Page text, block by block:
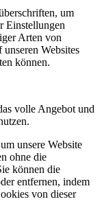
um
Einstellungen
Arten von
Websites
können.
volle Angebot und
unsere Website
ohne die
können die
entfernen, indem
von dieser